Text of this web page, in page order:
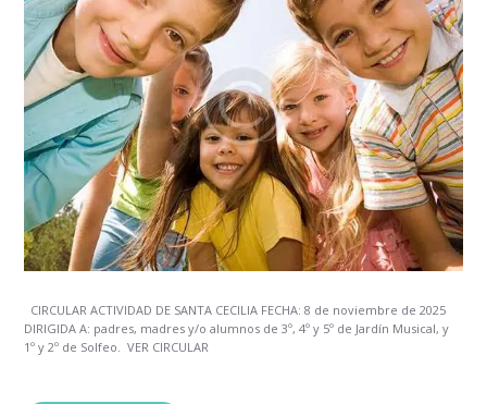
CIRCULAR ACTIVIDAD DE SANTA CECILIA FECHA: 8 de noviembre de 2025
DIRIGIDA A: padres, madres y/o alumnos de 3º, 4º y 5º de Jardín Musical, y
1º y 2º de Solfeo. VER CIRCULAR